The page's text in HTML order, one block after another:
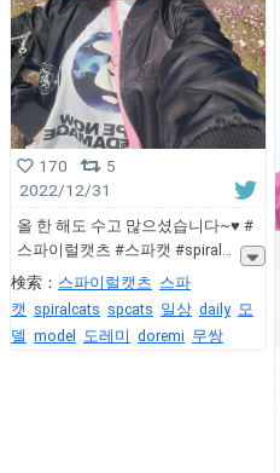
170
5
2022/12/31
올 한 해도 수고 많으셨습니다~♥ #
스파이럴캣츠 #스파캣 #spiral
検索： 스파이럴캣츠 스파
캣 spiralcats spcats 일상 daily 모
델 model 도레미 doremi 무쌍